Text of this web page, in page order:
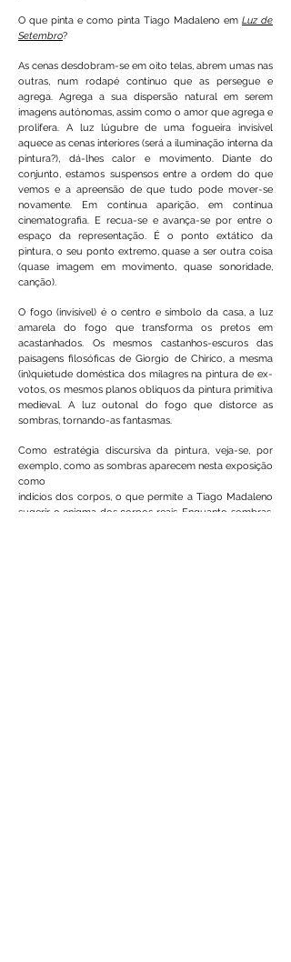
O que pinta e como pinta Tiago Madaleno em Luz de
Setembro?
As cenas desdobram-se em oito telas, abrem umas nas
outras, num rodapé contínuo que as persegue e
agrega. Agrega a sua dispersão natural em serem
imagens autónomas, assim como o amor que agrega e
prolifera. A luz lúgubre de uma fogueira invisível
aquece as cenas interiores (será a iluminação interna da
pintura?), dá-lhes calor e movimento. Diante do
conjunto, estamos suspensos entre a ordem do que
vemos e a apreensão de que tudo pode mover-se
novamente. Em contínua aparição, em contínua
cinematografia. E recua-se e avança-se por entre o
espaço da representação. É o ponto extático da
pintura, o seu ponto extremo, quase a ser outra coisa
(quase imagem em movimento, quase sonoridade,
canção).
O fogo (invisível) é o centro e símbolo da casa, a luz
amarela do fogo que transforma os pretos em
acastanhados. Os mesmos castanhos-escuros das
paisagens filosóficas de Giorgio de Chirico, a mesma
(in)quietude doméstica dos milagres na pintura de ex-
votos, os mesmos planos oblíquos da pintura primitiva
medieval. A luz outonal do fogo que distorce as
sombras, tornando-as fantasmas.
Como estratégia discursiva da pintura, veja-se, por
exemplo, como as sombras aparecem nesta exposição
como
indícios dos corpos, o que permite a Tiago Madaleno
sugerir o enigma dos corpos reais. Enquanto sombras,